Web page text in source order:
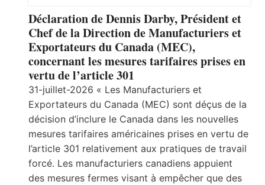
Déclaration de Dennis Darby, Président et
Chef de la Direction de Manufacturiers et
Exportateurs du Canada (MEC),
concernant les mesures tarifaires prises en
vertu de l’article 301
31-juillet-2026 « Les Manufacturiers et
Exportateurs du Canada (MEC) sont déçus de la
décision d’inclure le Canada dans les nouvelles
mesures tarifaires américaines prises en vertu de
l’article 301 relativement aux pratiques de travail
forcé. Les manufacturiers canadiens appuient
des mesures fermes visant à empêcher que des